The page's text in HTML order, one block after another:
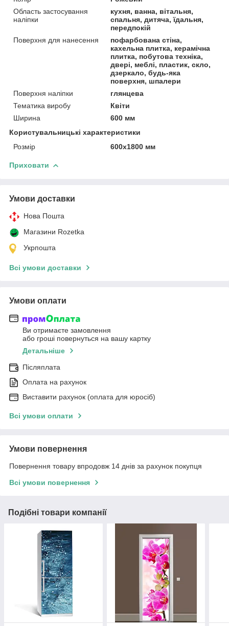
Область застосування
наліпки
кухня, ванна, вітальня,
спальня, дитяча, їдальня,
передпокій
Поверхня для нанесення
пофарбована стіна,
кахельна плитка, керамічна
плитка, побутова техніка,
двері, меблі, пластик, скло,
дзеркало, будь-яка
поверхня, шпалери
Поверхня наліпки
глянцева
Тематика виробу
Квіти
Ширина
600 мм
Користувальницькі характеристики
Розмір
600х1800 мм
Приховати
Умови доставки
Нова Пошта
Магазини Rozetka
Укрпошта
Всі умови доставки
Умови оплати
Ви отримаєте замовлення
або гроші повернуться на вашу картку
Детальніше
Післяплата
Оплата на рахунок
Виставити рахунок (оплата для юросіб)
Всі умови оплати
Умови повернення
Повернення товару впродовж 14 днів за рахунок покупця
Всі умови повернення
Подібні товари компанії